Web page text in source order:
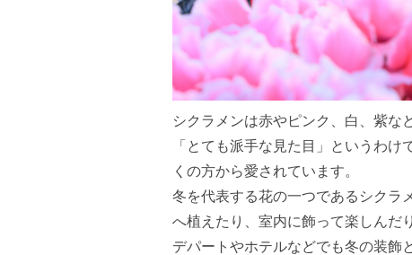
シクラメンは赤やピンク、白、紫な
「とても派手な見た目」というわけ
くの方から愛されています。
冬を代表する花の一つであるシクラ
へ植えたり、室内に飾って楽しんだ
デパートやホテルなどでも冬の装飾